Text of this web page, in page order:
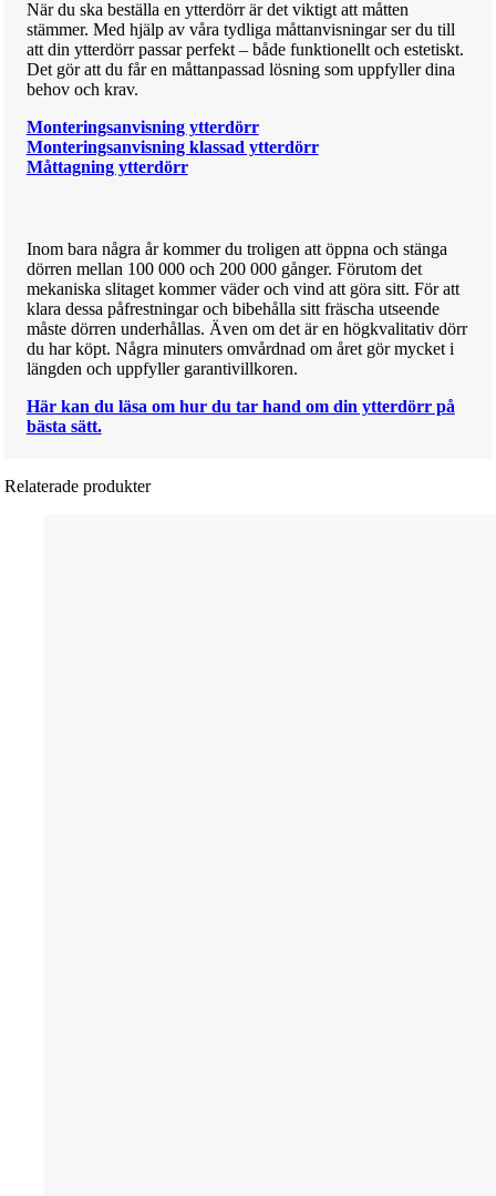
När du ska beställa en ytterdörr är det viktigt att måtten
stämmer. Med hjälp av våra tydliga måttanvisningar ser du till
att din ytterdörr passar perfekt – både funktionellt och estetiskt.
Det gör att du får en måttanpassad lösning som uppfyller dina
behov och krav.
Monteringsanvisning ytterdörr
Monteringsanvisning klassad ytterdörr
Måttagning ytterdörr
Inom bara några år kommer du troligen att öppna och stänga
dörren mellan 100 000 och 200 000 gånger. Förutom det
mekaniska slitaget kommer väder och vind att göra sitt. För att
klara dessa påfrestningar och bibehålla sitt fräscha utseende
måste dörren underhållas. Även om det är en högkvalitativ dörr
du har köpt. Några minuters omvårdnad om året gör mycket i
längden och uppfyller garantivillkoren.
Här kan du läsa om hur du tar hand om din ytterdörr på
bästa sätt.
Relaterade produkter